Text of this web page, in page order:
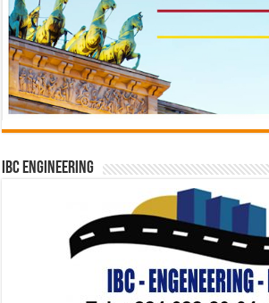
IBC Engineering